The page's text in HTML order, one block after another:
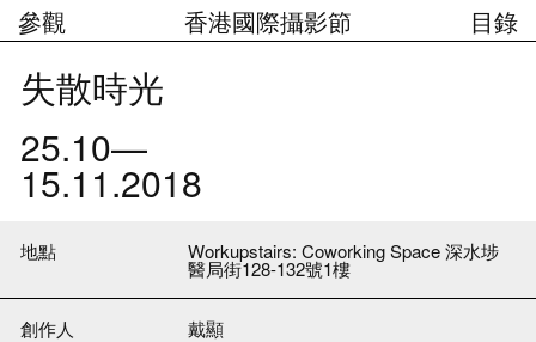
參觀 香港國際攝影節 目錄
失散時光
25.10—
15.11.2018
地點 Workupstairs: Coworking Space深水埗
醫局街128-132號1樓
創作人 戴顯